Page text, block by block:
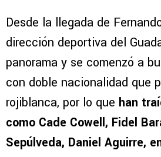
Desde la llegada de
dirección deportiva del
panorama y se comenzó a
con doble nacionalidad que
rojiblanca, por lo que han
como Cade Cowell, Fidel
Sepúlveda, Daniel Aguirre,